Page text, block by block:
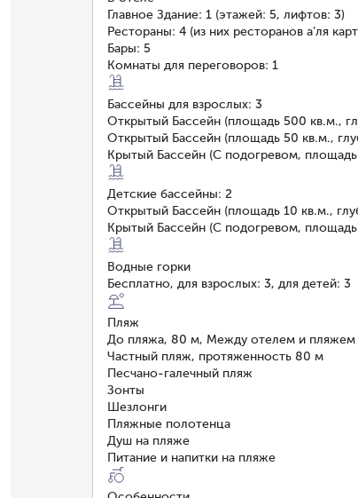
Главное Здание: 1 (этажей: 5, лифтов: 3)
Рестораны: 4 (из них ресторанов а’ля
Бары: 5
Комнаты для переговоров: 1
Бассейны для взрослых: 3
Открытый Бассейн (площадь 500 кв.м.,
Открытый Бассейн (площадь 50 кв.м.,
Крытый Бассейн (С подогревом,
Детские бассейны: 2
Открытый Бассейн (площадь 10 кв.м.,
Крытый Бассейн (С подогревом,
Водные горки
Бесплатно, для взрослых: 3, для детей: 3
Пляж
До пляжа, 80 м, Между отелем и пляжем
Частный пляж, протяженность 80 м
Песчано-галечный пляж
Зонты
Шезлонги
Пляжные полотенца
Душ на пляже
Питание и напитки на пляже